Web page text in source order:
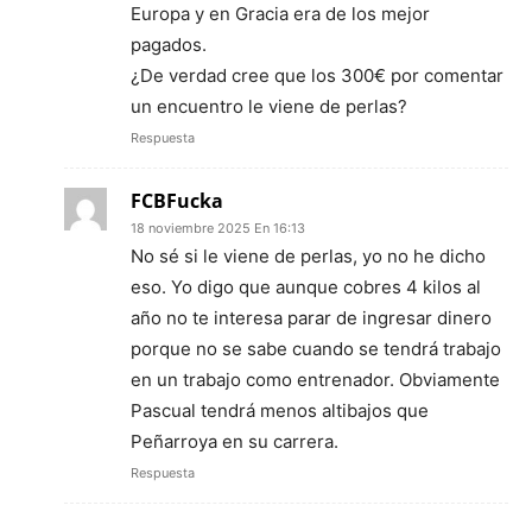
Europa y en Gracia era de los mejor
pagados.
¿De verdad cree que los 300€ por comentar
un encuentro le viene de perlas?
Respuesta
FCBFucka
18 noviembre 2025 En 16:13
No sé si le viene de perlas, yo no he dicho
eso. Yo digo que aunque cobres 4 kilos al
año no te interesa parar de ingresar dinero
porque no se sabe cuando se tendrá trabajo
en un trabajo como entrenador. Obviamente
Pascual tendrá menos altibajos que
Peñarroya en su carrera.
Respuesta